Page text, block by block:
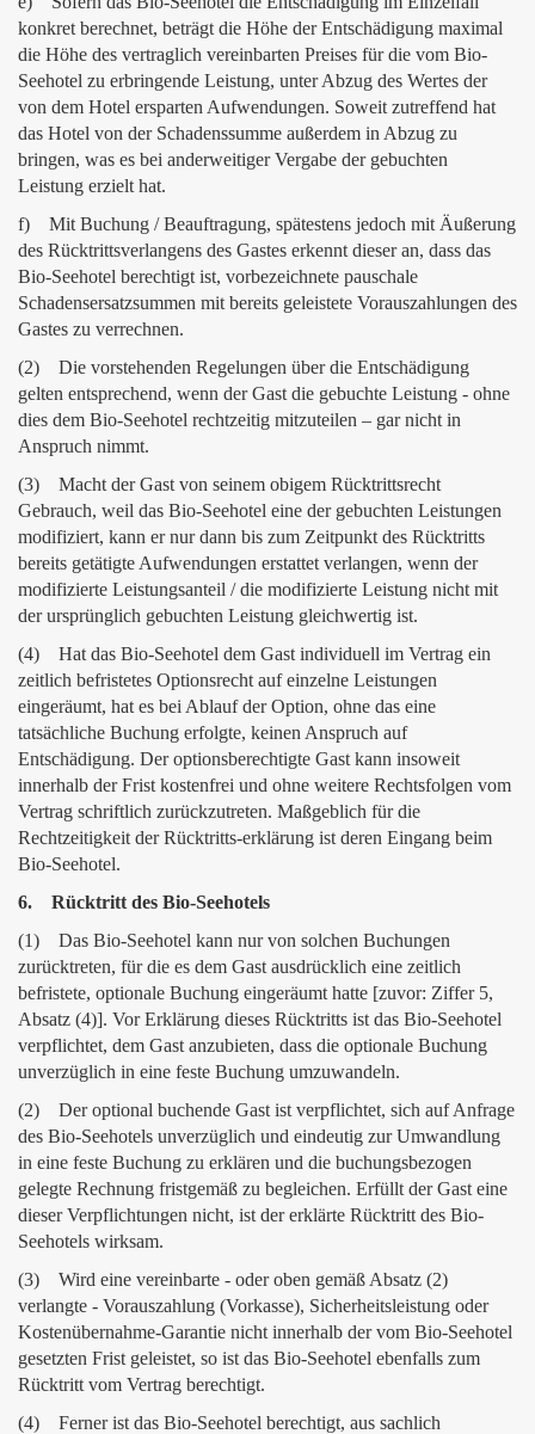
konkret berechnet, beträgt die Höhe der Entschädigung maximal
die Höhe des vertraglich vereinbarten Preises für die vom Bio-
Seehotel zu erbringende Leistung, unter Abzug des Wertes der
von dem Hotel ersparten Aufwendungen. Soweit zutreffend hat
das Hotel von der Schadenssumme außerdem in Abzug zu
bringen, was es bei anderweitiger Vergabe der gebuchten
Leistung erzielt hat.
f) Mit Buchung / Beauftragung, spätestens jedoch mit Äußerung
des Rücktrittsverlangens des Gastes erkennt dieser an, dass das
Bio-Seehotel berechtigt ist, vorbezeichnete pauschale
Schadensersatzsummen mit bereits geleistete Vorauszahlungen des
Gastes zu verrechnen.
(2) Die vorstehenden Regelungen über die Entschädigung
gelten entsprechend, wenn der Gast die gebuchte Leistung - ohne
dies dem Bio-Seehotel rechtzeitig mitzuteilen – gar nicht in
Anspruch nimmt.
(3) Macht der Gast von seinem obigem Rücktrittsrecht
Gebrauch, weil das Bio-Seehotel eine der gebuchten Leistungen
modifiziert, kann er nur dann bis zum Zeitpunkt des Rücktritts
bereits getätigte Aufwendungen erstattet verlangen, wenn der
modifizierte Leistungsanteil / die modifizierte Leistung nicht mit
der ursprünglich gebuchten Leistung gleichwertig ist.
(4) Hat das Bio-Seehotel dem Gast individuell im Vertrag ein
zeitlich befristetes Optionsrecht auf einzelne Leistungen
eingeräumt, hat es bei Ablauf der Option, ohne das eine
tatsächliche Buchung erfolgte, keinen Anspruch auf
Entschädigung. Der optionsberechtigte Gast kann insoweit
innerhalb der Frist kostenfrei und ohne weitere Rechtsfolgen vom
Vertrag schriftlich zurückzutreten. Maßgeblich für die
Rechtzeitigkeit der Rücktritts-erklärung ist deren Eingang beim
Bio-Seehotel.
6. Rücktritt des Bio-Seehotels
(1) Das Bio-Seehotel kann nur von solchen Buchungen
zurücktreten, für die es dem Gast ausdrücklich eine zeitlich
befristete, optionale Buchung eingeräumt hatte [zuvor: Ziffer 5,
Absatz (4)]. Vor Erklärung dieses Rücktritts ist das Bio-Seehotel
verpflichtet, dem Gast anzubieten, dass die optionale Buchung
unverzüglich in eine feste Buchung umzuwandeln.
(2) Der optional buchende Gast ist verpflichtet, sich auf Anfrage
des Bio-Seehotels unverzüglich und eindeutig zur Umwandlung
in eine feste Buchung zu erklären und die buchungsbezogen
gelegte Rechnung fristgemäß zu begleichen. Erfüllt der Gast eine
dieser Verpflichtungen nicht, ist der erklärte Rücktritt des Bio-
Seehotels wirksam.
(3) Wird eine vereinbarte - oder oben gemäß Absatz (2)
verlangte - Vorauszahlung (Vorkasse), Sicherheitsleistung oder
Kostenübernahme-Garantie nicht innerhalb der vom Bio-Seehotel
gesetzten Frist geleistet, so ist das Bio-Seehotel ebenfalls zum
Rücktritt vom Vertrag berechtigt.
(4) Ferner ist das Bio-Seehotel berechtigt, aus sachlich